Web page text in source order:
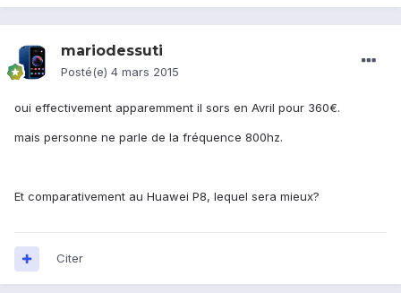
mariodessuti
Posté(e) 4 mars 2015
oui effectivement apparemment il sors en Avril pour 360€.
mais personne ne parle de la fréquence 800hz.
Et comparativement au Huawei P8, lequel sera mieux?
Citer